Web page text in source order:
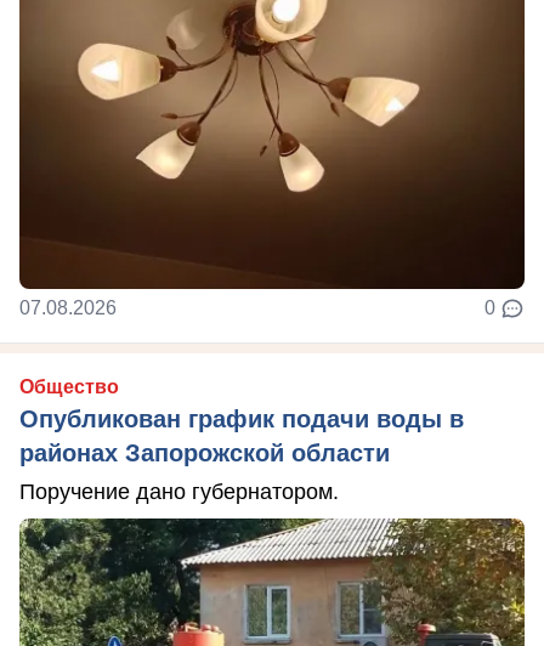
07.08.2026 0
Общество
Опубликован график подачи воды в
районах Запорожской области
Поручение дано губернатором.